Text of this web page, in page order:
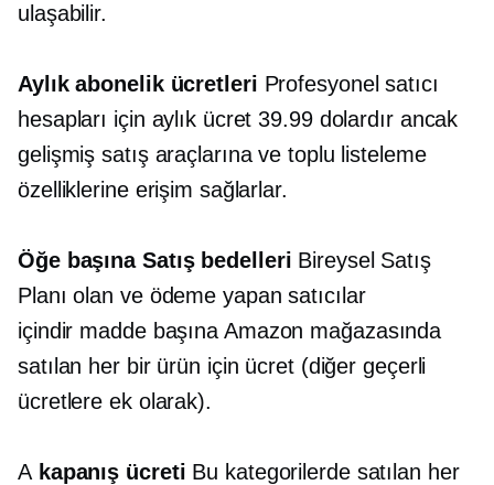
ulaşabilir.
Aylık abonelik ücretleri Profesyonel satıcı
hesapları için aylık ücret 39.99 dolardır ancak
gelişmiş satış araçlarına ve toplu listeleme
özelliklerine erişim sağlarlar.
Öğe başınaSatış bedelleri Bireysel Satış
Planı olan ve ödeme yapan satıcılar
içindir madde başına Amazon mağazasında
satılan her bir ürün için ücret (diğer geçerli
ücretlere ek olarak).
A kapanış ücreti Bu kategorilerde satılan her